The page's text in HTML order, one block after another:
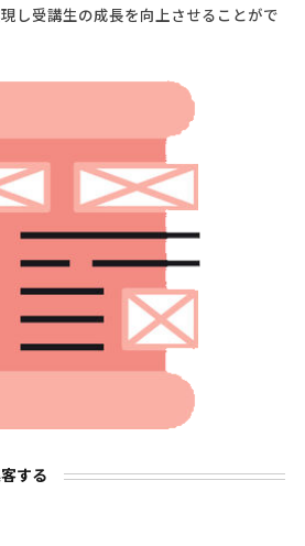
し受講生の成長を向上させることがで
する